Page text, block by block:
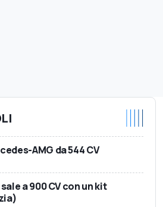
AMG da 544 CV
a 900 CV con un kit